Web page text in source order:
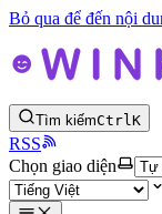
Bỏ qua để đến nội
Tìm kiếmCtrlK
RSS
Chọn giao diện